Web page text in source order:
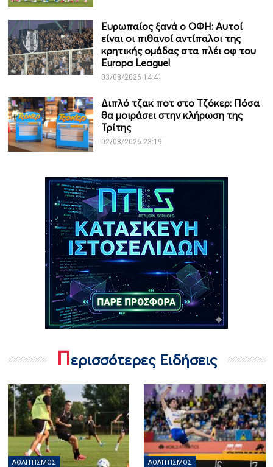
Ευρωπαίος ξανά ο ΟΦΗ: Αυτοί
είναι οι πιθανοί αντίπαλοι της
κρητικής ομάδας στα πλέι οφ του
Europa League!
03/08/2026 14:41
Διπλό τζακ ποτ στο Τζόκερ: Πόσα
θα μοιράσει στην κλήρωση της
Τρίτης
02/08/2026 23:19
Περισσότερες Ειδήσεις
ΑΘΛΗΤΙΣΜΌΣ ΑΘΛΗΤΙΣΜΌΣ